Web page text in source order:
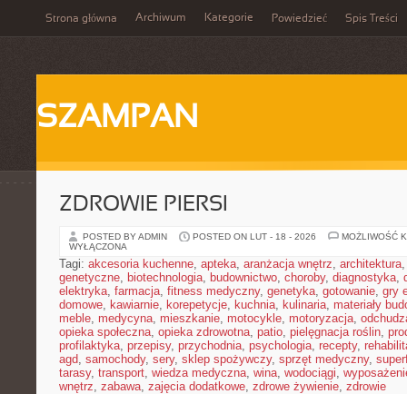
Strona główna Archiwum Kategorie Powiedzieć Spis Treści
SZAMPAN
ZDROWIE PIERSI
POSTED BY ADMIN POSTED ON LUT - 18 - 2026
MOŻLIWOŚĆ
WYŁĄCZONA
Tagi: akcesoria kuchenne, apteka, aranżacja wnętrz, architektura
genetyczne, biotechnologia, budownictwo, choroby, diagnostyka,
elektryka, farmacja, fitness medyczny, genetyka, gotowanie, gry
domowe, kawiarnie, korepetycje, kuchnia, kulinaria, materiały
meble, medycyna, mieszkanie, motocykle, motoryzacja,
opieka społeczna, opieka zdrowotna, patio, pielęgnacja roślin,
profilaktyka, przepisy, przychodnia, psychologia, recepty,
agd, samochody, sery, sklep spożywczy, sprzęt medyczny,
tarasy, transport, wiedza medyczna, wina, wodociągi,
wnętrz, zabawa, zajęcia dodatkowe, zdrowe żywienie, zdrowie